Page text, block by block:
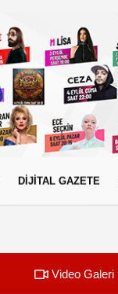
DİJİTAL GAZETE
Video Galeri